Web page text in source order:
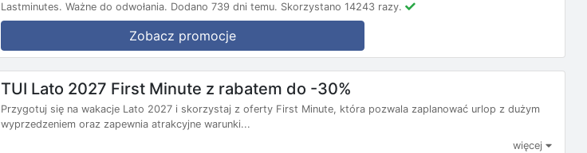
Lastminutes. Ważne do odwołania. Dodano 739 dni temu. Skorzystano 14243 razy.
Zobacz promocje
TUI Lato 2027 First Minute z rabatem do -30%
Przygotuj się na wakacje Lato 2027 i skorzystaj z oferty First Minute, która pozwala zaplanować urlop z dużym
wyprzedzeniem oraz zapewnia atrakcyjne warunki...
więcej